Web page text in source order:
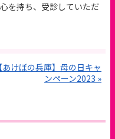
を持ち、受診していただ
【あけぼの兵庫】母の日キャ
ンペーン2023 »